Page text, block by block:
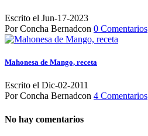
Escrito el Jun-17-2023
Por Concha Bernadcon 0 Comentarios
Mahonesa de Mango, receta
Escrito el Dic-02-2011
Por Concha Bernadcon 4 Comentarios
No hay comentarios